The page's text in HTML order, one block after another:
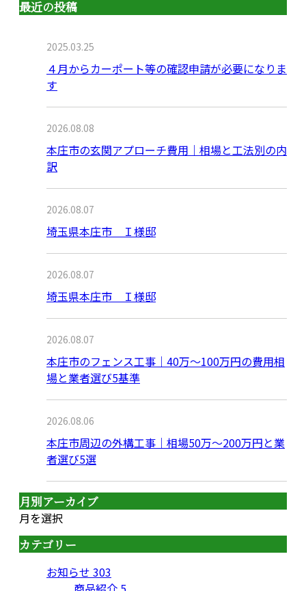
最近の投稿
2025.03.25
４月からカーポート等の確認申請が必要になりま
す
2026.08.08
本庄市の玄関アプローチ費用｜相場と工法別の内
訳
2026.08.07
埼玉県本庄市 Ｉ様邸
2026.08.07
埼玉県本庄市 Ｉ様邸
2026.08.07
本庄市のフェンス工事｜40万〜100万円の費用相
場と業者選び5基準
2026.08.06
本庄市周辺の外構工事｜相場50万〜200万円と業
者選び5選
月別アーカイブ
月を選択
カテゴリー
お知らせ 303